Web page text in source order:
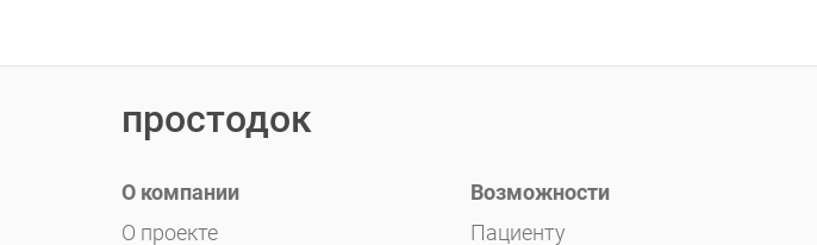
простодок
О компании
О проекте
Возможности
Пациенту